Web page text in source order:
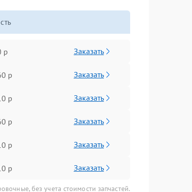
р Заказать
р Заказать
р Заказать
р Заказать
р Заказать
р Заказать
без учета стоимости запчастей.